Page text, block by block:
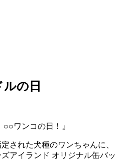
の日
ワンコの日！』
された犬種のワンちゃんに、
アイランド オリジナル缶バッ